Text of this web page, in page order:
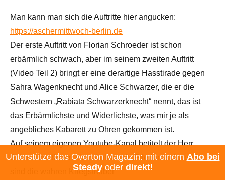
Man kann man sich die Auftritte hier angucken:
https://aschermittwoch-berlin.de
Der erste Auftritt von Florian Schroeder ist schon
erbärmlich schwach, aber im seinem zweiten Auftritt
(Video Teil 2) bringt er eine derartige Hasstirade gegen
Sahra Wagenknecht und Alice Schwarzer, die er die
Schwestern „Rabiata Schwarzerknecht“ nennt, das ist
das Erbärmlichste und Widerlichste, was mir je als
angebliches Kabarett zu Ohren gekommen ist.
Auf seinem eigenen Youtube-Kanal betitelt der Herr
Schroeder diesen Hetz-Auftritt mit „Friedensschwurbler
sind die wahren Kriegstreiber“
Unterstütze das Overton Magazin: mit einem Abo bei
Steadyoder direkt!